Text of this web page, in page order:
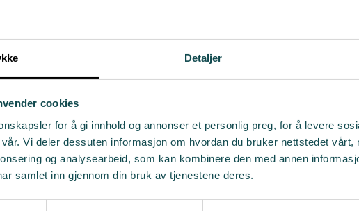
Detaljer
cookies
for å gi innhold og annonser et personlig preg, for å levere
Vi deler dessuten informasjon om hvordan du bruker nettstedet vårt,
og analysearbeid, som kan kombinere den med annen
samlet inn gjennom din bruk av tjenestene deres.